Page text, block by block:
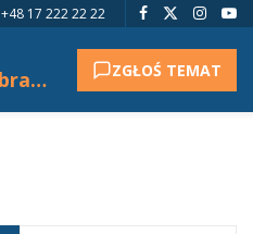
+48 17 222 22 22
Nie udało się pobrać tytułu. ZGŁOŚ TEMAT